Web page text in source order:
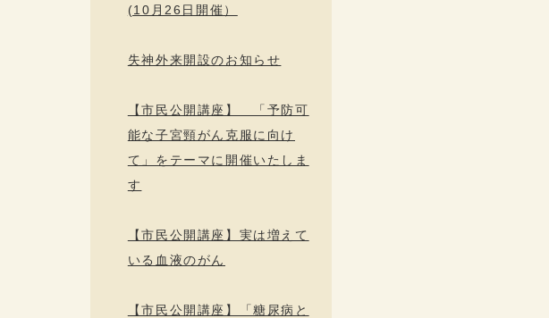
(10月26日開催）
失神外来開設のお知らせ
【市民公開講座】 「予防可
能な子宮頸がん克服に向け
て」をテーマに開催いたしま
す
【市民公開講座】実は増えて
いる血液のがん
【市民公開講座】「糖尿病と